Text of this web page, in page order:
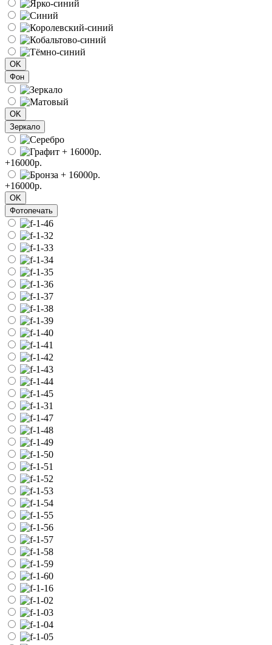
OK
Фон
OK
Зеркало
+16000р.
+16000р.
OK
Фотопечать